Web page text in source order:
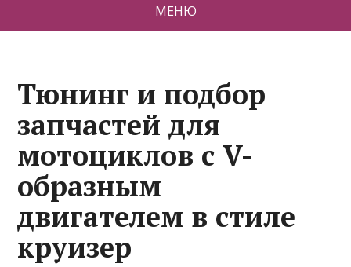
МЕНЮ
Тюнинг и подбор
запчастей для
мотоциклов с V-
образным
двигателем в стиле
круизер